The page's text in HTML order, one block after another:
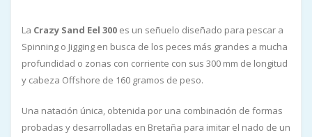
La Crazy Sand Eel 300 es un señuelo diseñado para pescar a
Spinning o Jigging en busca de los peces más grandes a mucha
profundidad o zonas con corriente con sus 300 mm de longitud
y cabeza Offshore de 160 gramos de peso.
Una natación única, obtenida por una combinación de formas
probadas y desarrolladas en Bretaña para imitar el nado de un